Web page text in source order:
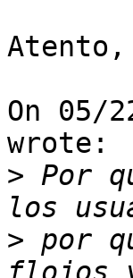
Atento,
On 05/
wrote:
> Por
> por